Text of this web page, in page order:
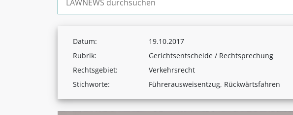
Datum:
19.10.2017
Rubrik:
Gerichtsentscheide / Rechtsprechung
Rechtsgebiet:
Verkehrsrecht
Stichworte:
Führerausweisentzug, Rückwärtsfahren